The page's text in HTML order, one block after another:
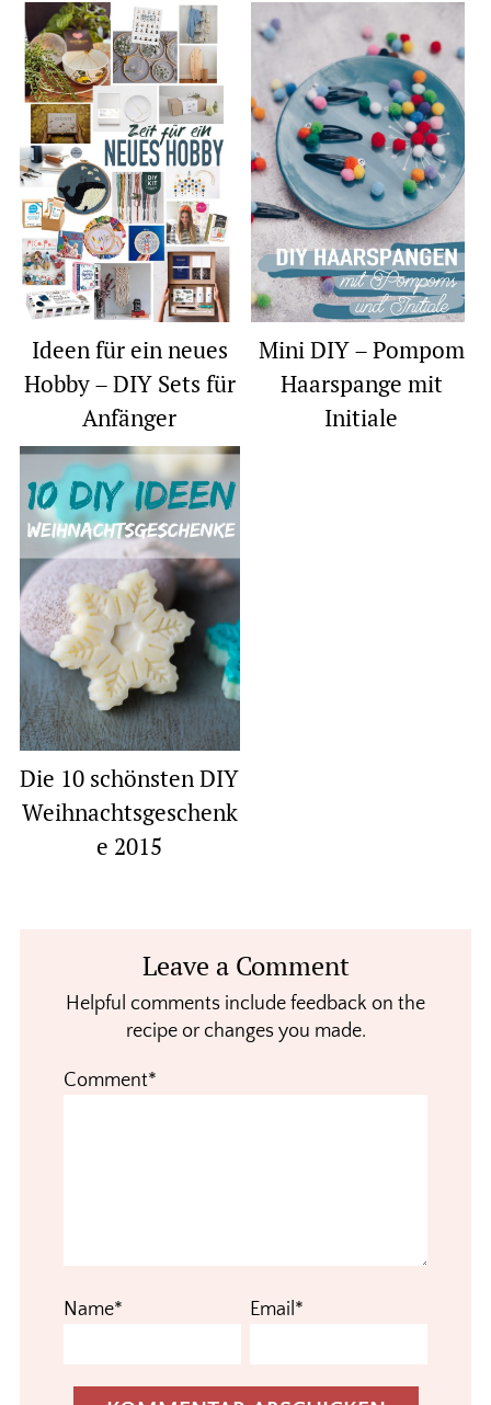
Ideen für ein neues
Hobby – DIY Sets für
Anfänger
Mini DIY – Pompom
Haarspange mit
Initiale
Die 10 schönsten DIY
Weihnachtsgeschenk
e 2015
InteractionsLeave a Comment
Helpful comments include feedback on the
recipe or changes you made.
Comment*
Name* Email*